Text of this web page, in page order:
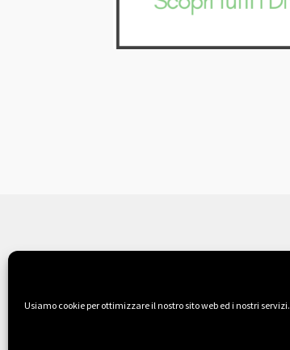
Usiamo cookie per ottimizzare il nostro sito web ed i nostri servizi.